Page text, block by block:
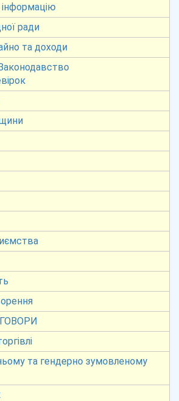
інформацію
ради
та доходи
та гендерно зумовленому